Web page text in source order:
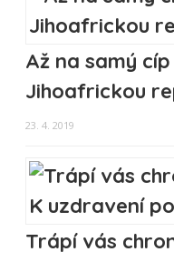
Až na samý
Jihoafrickou
23. 4. 2019
Trápí vás